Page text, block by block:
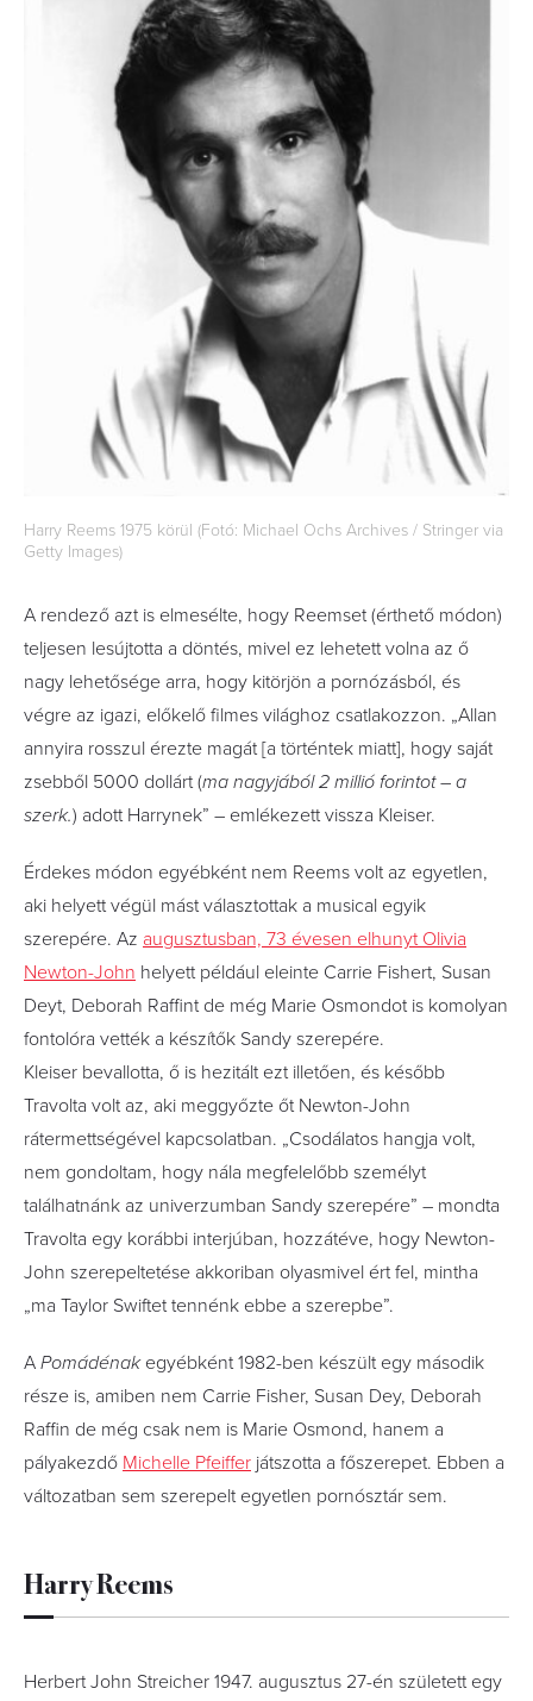
Harry Reems 1975 körül (Fotó: Michael Ochs Archives / Stringer via
Getty Images)
A rendező azt is elmesélte, hogy Reemset (érthető módon)
teljesen lesújtotta a döntés, mivel ez lehetett volna az ő
nagy lehetősége arra, hogy kitörjön a pornózásból, és
végre az igazi, előkelő filmes világhoz csatlakozzon. „Allan
annyira rosszul érezte magát [a történtek miatt], hogy saját
zsebből 5000 dollárt (ma nagyjából 2 millió forintot – a
szerk.) adott Harrynek” – emlékezett vissza Kleiser.
Érdekes módon egyébként nem Reems volt az egyetlen,
aki helyett végül mást választottak a musical egyik
szerepére. Az augusztusban, 73 évesen elhunyt Olivia
Newton-John helyett például eleinte Carrie Fishert, Susan
Deyt, Deborah Raffint de még Marie Osmondot is komolyan
fontolóra vették a készítők Sandy szerepére.
Kleiser bevallotta, ő is hezitált ezt illetően, és később
Travolta volt az, aki meggyőzte őt Newton-John
rátermettségével kapcsolatban. „Csodálatos hangja volt,
nem gondoltam, hogy nála megfelelőbb személyt
találhatnánk az univerzumban Sandy szerepére” – mondta
Travolta egy korábbi interjúban, hozzátéve, hogy Newton-
John szerepeltetése akkoriban olyasmivel ért fel, mintha
„ma Taylor Swiftet tennénk ebbe a szerepbe”.
A Pomádénakegyébként 1982-ben készült egy második
része is, amiben nem Carrie Fisher, Susan Dey, Deborah
Raffin de még csak nem is Marie Osmond, hanem a
pályakezdő Michelle Pfeiffer játszotta a főszerepet. Ebben a
változatban sem szerepelt egyetlen pornósztár sem.
Harry Reems
Herbert John Streicher 1947. augusztus 27-én született egy